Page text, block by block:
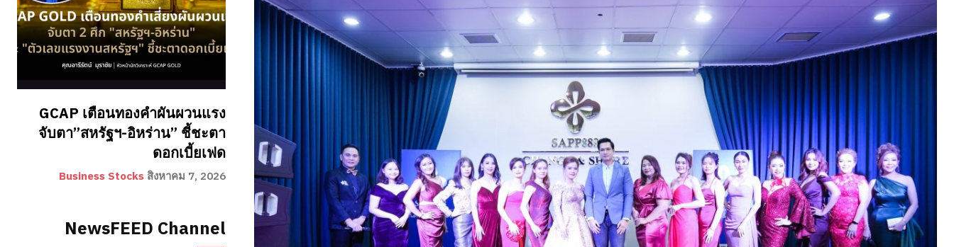
GCAP เตือนทองคำผันผวนแรง
จับตา”สหรัฐฯ-อิหร่าน” ชี้ชะตา
ดอกเบี้ยเฟด
Business Stocks สิงหาคม 7, 2026
NewsFEED Channel